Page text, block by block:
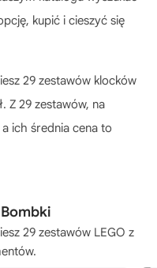
kupić i cieszyć się
29 zestawów klocków
Z 29 zestawów, na
ich średnia cena to
29 zestawów LEGO z